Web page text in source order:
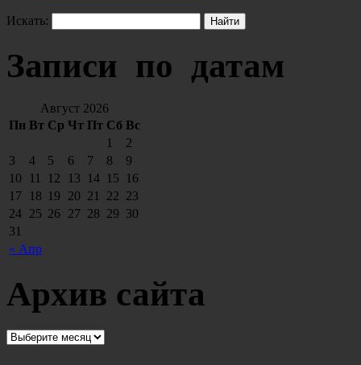
Искать:
Записи по датам
Август 2026
Пн Вт Ср Чт Пт Сб Вс
« Апр
1
2
3
4 5 6 7 8
9
10
11 12 13 14 15
16
17
18 19 20 21 22 23
24 25 26 27 28 29 30
31
Архив сайта